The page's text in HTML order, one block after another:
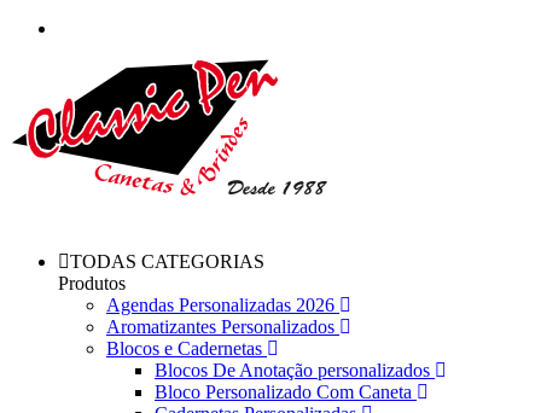
TODAS CATEGORIAS
Produtos
Agendas Personalizadas 2026
Aromatizantes Personalizados
Blocos e Cadernetas
Blocos De Anotação personalizados
Bloco Personalizado Com Caneta